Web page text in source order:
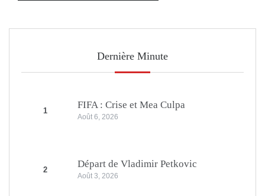
Dernière Minute
1
FIFA : Crise et Mea Culpa
Août 6, 2026
2
Départ de Vladimir Petkovic
Août 3, 2026